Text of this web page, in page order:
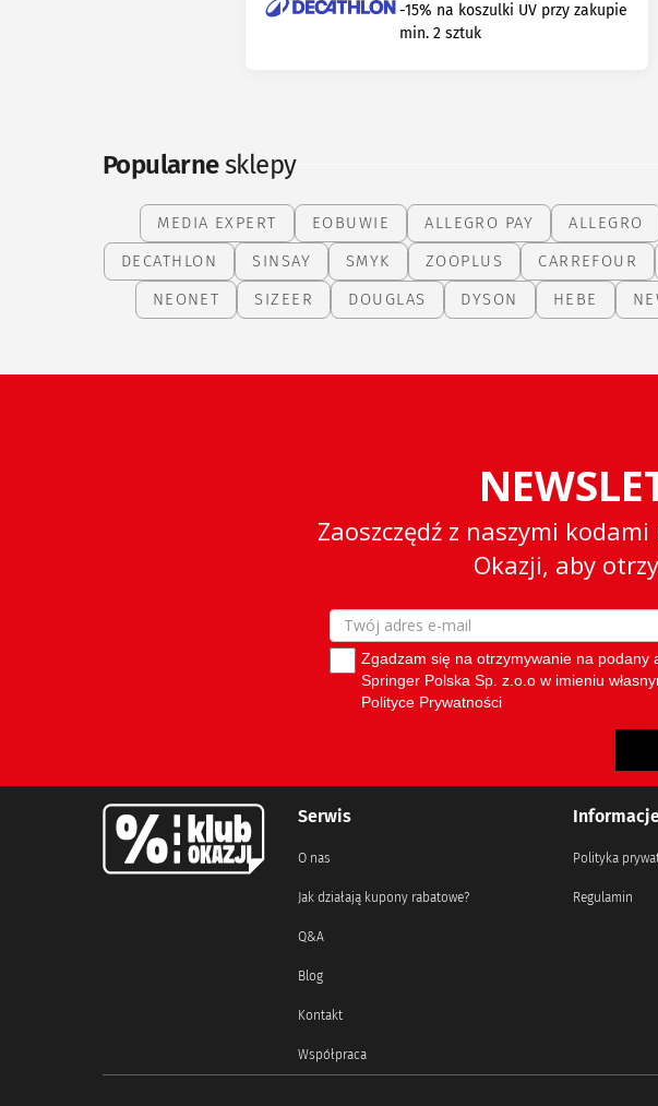
-15% na koszulki UV przy zakupie
min. 2 sztuk
Popularnesklepy
MEDIA EXPERT EOBUWIE ALLEGRO PAY ALLEGRO
DECATHLON
SINSAY SMYK ZOOPLUS CARREFOUR
NEONET
SIZEER DOUGLAS DYSON HEBE
Serwis
O nas
Jak działają kupony rabatowe?
Q&A
Blog
Kontakt
Współpraca
Polityka
Regulamin